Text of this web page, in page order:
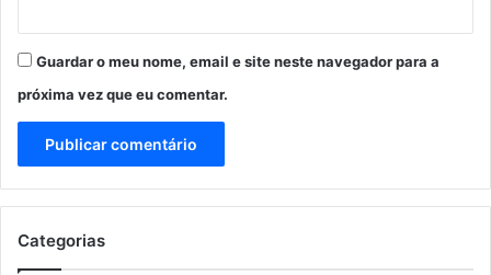
Guardar o meu nome, email e site neste navegador para a
próxima vez que eu comentar.
Categorias